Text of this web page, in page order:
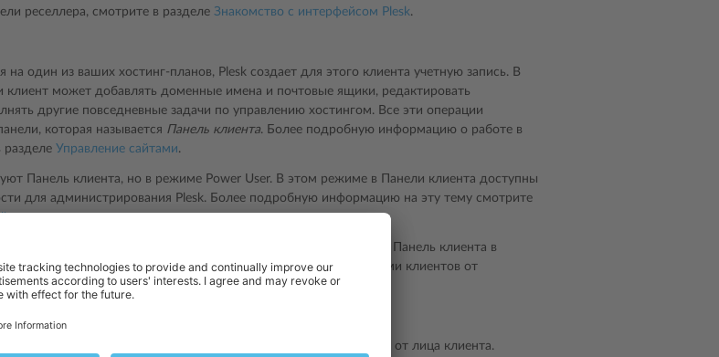
реселлера, смотрите в разделе Знакомство с интерфейсом Plesk.
на один из ваших хостинг-планов, Plesk создает для этого клиента учетную запись. В
клиент может добавлять доменные имена и почтовые ящики, редактировать
другие повседневные задачи по управлению хостингом. Все эти операции
которая называется Панель клиента. Более подробную информацию о работе в
разделе Управление сайтами.
Панель клиента, но в режиме Power User. В этом режиме в Панели клиента доступны
для администрирования Plesk. Более подробную информацию на эту тему смотрите
видят Панель клиента, а реселлеры ― Панель реселлера или Панель клиента в
для удобства ― чтобы отделить управление учетными записями клиентов от
хостинга.
все же потребуется перейти в Панель клиента:
. В этом случае вам нужно войти в Панель клиента от лица клиента.